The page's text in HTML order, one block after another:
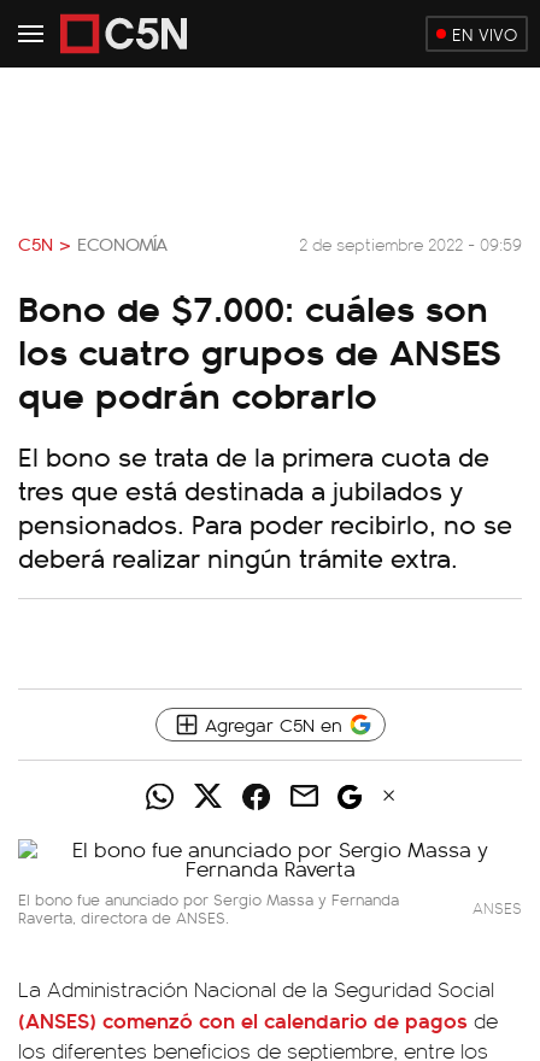
EN VIVO
C5N > ECONOMÍA 2 de septiembre 2022 - 09:59
Bono de $7.000: cuáles son
los cuatro grupos de ANSES
que podrán cobrarlo
El bono se trata de la primera cuota de
tres que está destinada a jubilados y
pensionados. Para poder recibirlo, no se
deberá realizar ningún trámite extra.
Agregar C5N en
El bono fue anunciado por Sergio Massa y Fernanda
Raverta, directora de ANSES. ANSES
La Administración Nacional de la Seguridad Social
(ANSES) comenzó con el calendario de pagos de
los diferentes beneficios de septiembre, entre los